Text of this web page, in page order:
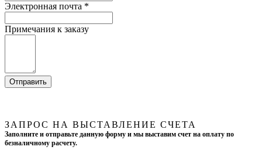
Электронная почта *
Примечания к заказу
ЗАПРОС НА ВЫСТАВЛЕНИЕ СЧЕТА
Заполните и отправьте данную форму и мы выставим счет на оплату по
безналичному расчету.